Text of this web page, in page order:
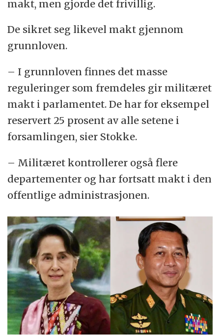
makt, men gjorde det frivillig.
De sikret seg likevel makt gjennom
grunnloven.
– I grunnloven finnes det masse
reguleringer som fremdeles gir militæret
makt i parlamentet. De har for eksempel
reservert 25 prosent av alle setene i
forsamlingen, sier Stokke.
– Militæret kontrollerer også flere
departementer og har fortsatt makt i den
offentlige administrasjonen.